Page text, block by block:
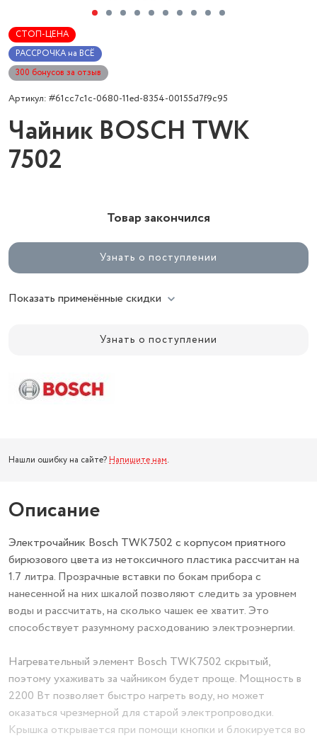
СТОП-ЦЕНА
РАССРОЧКА на ВСЁ
300 бонусов за отзыв
Артикул: #61cc7c1c-0680-11ed-8354-00155d7f9c95
Чайник BOSCH TWK
7502
Товар закончился
Узнать о поступлении
Показать применённые скидки
Узнать о поступлении
Нашли ошибку на сайте? Напишите нам.
Описание
Электрочайник Bosch TWK7502 с корпусом приятного
бирюзового цвета из нетоксичного пластика рассчитан на
1.7 литра. Прозрачные вставки по бокам прибора с
нанесенной на них шкалой позволяют следить за уровнем
воды и рассчитать, на сколько чашек ее хватит. Это
способствует разумному расходованию электроэнергии.
Нагревательный элемент Bosch TWK7502 скрытый,
поэтому ухаживать за чайником будет проще. Мощность в
2200 Вт позволяет быстро нагреть воду, но может
оказаться чрезмерной для старой электропроводки.
Крышка открывается при помощи кнопки и блокируется во